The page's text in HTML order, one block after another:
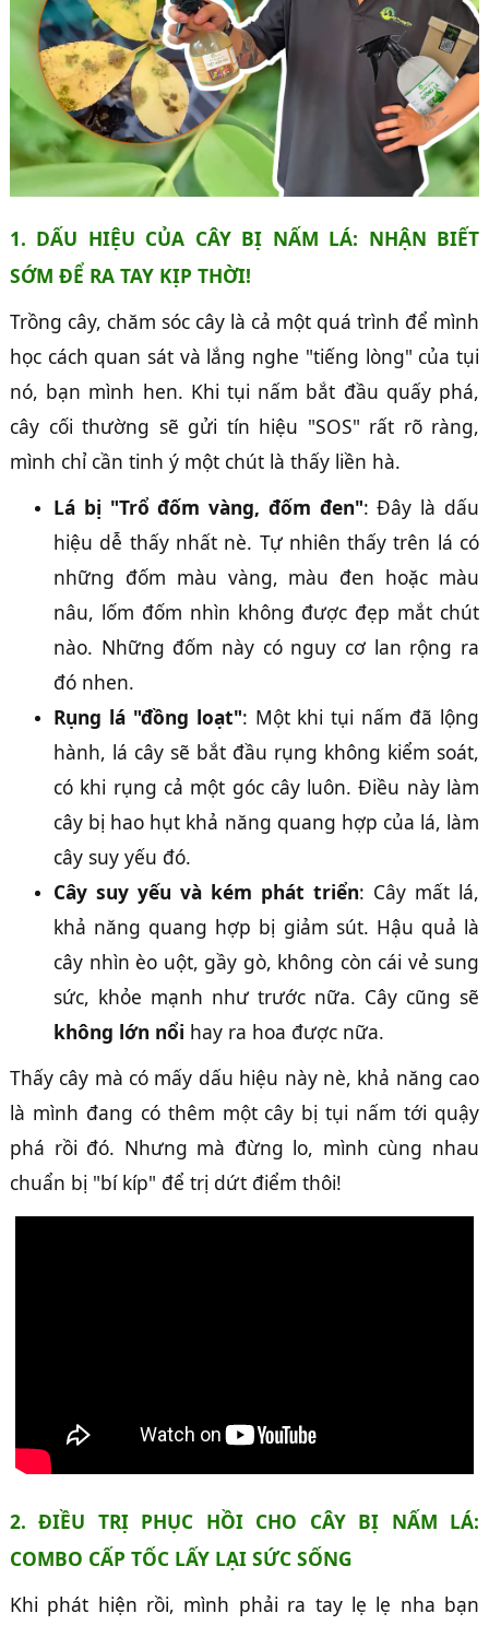
1. DẤU HIỆU CỦA CÂY BỊ NẤM LÁ: NHẬN BIẾT
SỚM ĐỂ RA TAY KỊP THỜI!
Trồng cây, chăm sóc cây là cả một quá trình để mình
học cách quan sát và lắng nghe "tiếng lòng" của tụi
nó, bạn mình hen. Khi tụi nấm bắt đầu quấy phá,
cây cối thường sẽ gửi tín hiệu "SOS" rất rõ ràng,
mình chỉ cần tinh ý một chút là thấy liền hà.
Lá bị "Trổ đốm vàng, đốm đen": Đây là dấu
hiệu dễ thấy nhất nè. Tự nhiên thấy trên lá có
những đốm màu vàng, màu đen hoặc màu
nâu, lốm đốm nhìn không được đẹp mắt chút
nào. Những đốm này có nguy cơ lan rộng ra
đó nhen.
Rụng lá "đồng loạt": Một khi tụi nấm đã lộng
hành, lá cây sẽ bắt đầu rụng không kiểm soát,
có khi rụng cả một góc cây luôn. Điều này làm
cây bị hao hụt khả năng quang hợp của lá, làm
cây suy yếu đó.
Cây suy yếu và kém phát triển: Cây mất lá,
khả năng quang hợp bị giảm sút. Hậu quả là
cây nhìn èo uột, gầy gò, không còn cái vẻ sung
sức, khỏe mạnh như trước nữa. Cây cũng sẽ
không lớn nổi hay ra hoa được nữa.
Thấy cây mà có mấy dấu hiệu này nè, khả năng cao
là mình đang có thêm một cây bị tụi nấm tới quậy
phá rồi đó. Nhưng mà đừng lo, mình cùng nhau
chuẩn bị "bí kíp" để trị dứt điểm thôi!
2. ĐIỀU TRỊ PHỤC HỒI CHO CÂY BỊ NẤM LÁ:
COMBO CẤP TỐC LẤY LẠI SỨC SỐNG
Khi phát hiện rồi, mình phải ra tay lẹ lẹ nha bạn